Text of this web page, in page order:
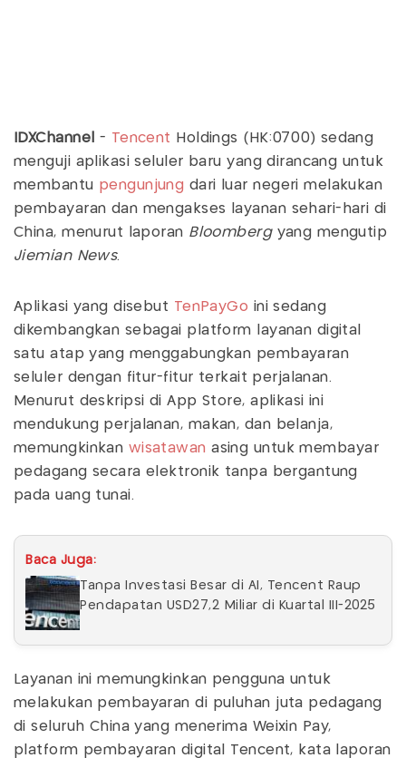
IDXChannel - Tencent
Holdings (HK:0700) sedang
menguji aplikasi seluler baru yang dirancang untuk
membantu pengunjung dari luar negeri melakukan
pembayaran dan mengakses layanan sehari-hari di
China, menurut laporan Bloombergyang mengutip
Jiemian News.
Aplikasi yang disebut TenPayGo ini sedang
dikembangkan sebagai platform layanan digital
satu atap yang menggabungkan pembayaran
seluler dengan fitur-fitur terkait perjalanan.
Menurut deskripsi di App Store, aplikasi ini
mendukung perjalanan, makan, dan belanja,
memungkinkan wisatawan asing untuk membayar
pedagang secara elektronik tanpa bergantung
pada uang tunai.
Baca Juga:
Tanpa Investasi Besar di AI, Tencent Raup
Pendapatan USD27,2 Miliar di Kuartal III-2025
Layanan ini memungkinkan pengguna untuk
melakukan pembayaran di puluhan juta pedagang
di seluruh China yang menerima Weixin Pay,
platform pembayaran digital Tencent, kata laporan